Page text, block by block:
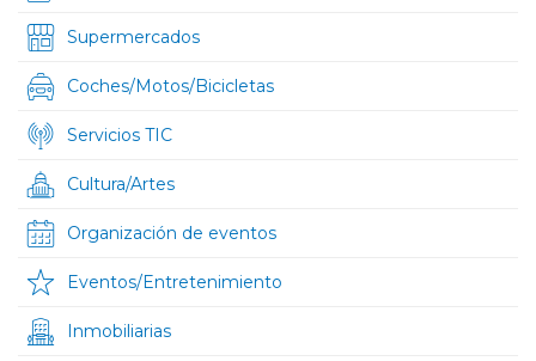
Supermercados
Coches/Motos/Bicicletas
Servicios TIC
Cultura/Artes
Organización de eventos
Eventos/Entretenimiento
Inmobiliarias